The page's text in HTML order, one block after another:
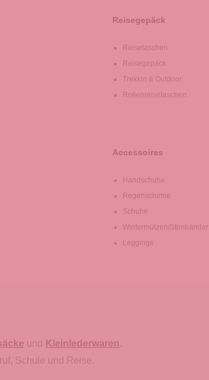
Reisegepäck
Reisetaschen
Reisegepäck
Trekkin & Outdoor
Rollenreisetaschen
Accessoires
Handschuhe
Regenschirme
Schuhe
Wintermützen/Stirnbänder
Leggings
und Kleinlederwaren.
Schule und Reise.